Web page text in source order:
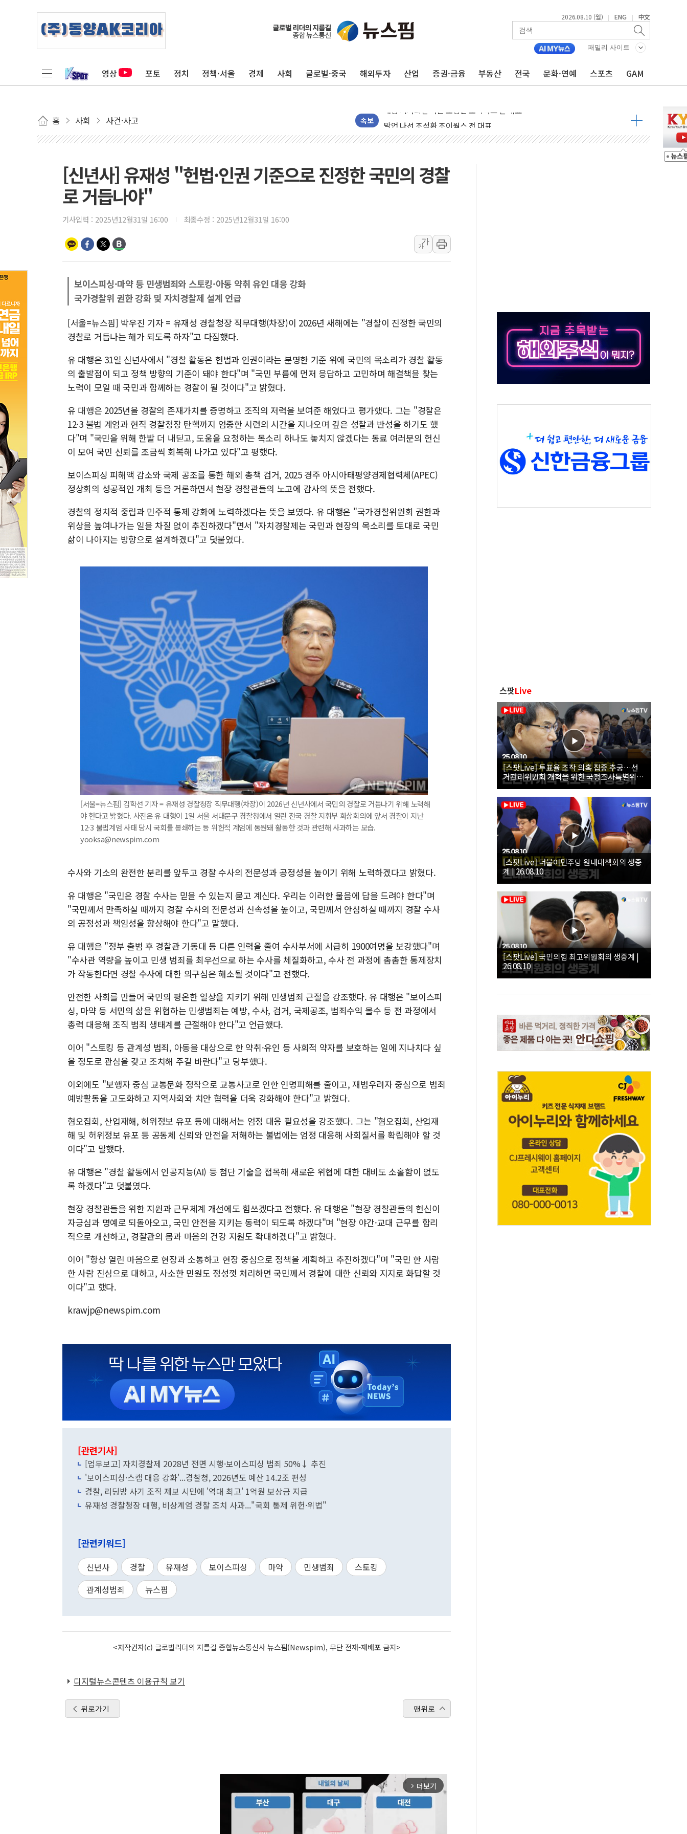
2026.08.10 (월) | ENG | 中文
패밀리 사이트
영상 포토 정치 정책·서울 경제 사회 글로벌·중국 해외투자 산업 증권·금융 부동산 전국 문화·연예 스포츠 GAM
홈 사회 사건·사고 속보
황희, '폐버스 주택' 논란 대국민사과..."청년 주거문제 엄중함 헤어리지 못해"
발언 나선 조성환 조이웍스 전 대표
선관위 국조특위, '재검표 일정' 두고 여야 충돌
행정안전부-우아한형제들, 착한가격업소 이용 활성화 업무협약 체결식
착한가격업소 이용 활성화 업무협약 체결 마친 윤호중-윤석준
행안부, 임시조립주택 제도 손본다…산불 이재민 주택 침수·이탈에 TF 가동
경찰, 성매매 특별단속 1666명 검거…알선조직 집중 수사
공공데이터 활용 스타트업에 최대 1억...중기부, 협업과제 모집
폭염 속 차량 화재 주의보…7~8월에 연간 화재 20% 집중
"35도인데 에어컨 안 틀고 선풍기도 압수"…우체국 택배 노조 '분통'
한병도 "당원 커뮤니티 개인정보 유출 사과…ISA·주가누르기법 재검토"
국방부, 尹에 내줬던 용산 옛 청사서 4년 만에 첫 브리핑
[신년사] 유재성 "헌법·인권 기준으로 진정한 국민의 경찰
로 거듭나야"
기사입력 : 2025년12월31일 16:00 최종수정 : 2025년12월31일 16:00
가
가
보이스피싱·마약 등 민생범죄와 스토킹·아동 약취 유인 대응 강화
국가경찰위 권한 강화 및 자치경찰제 설계 언급
[서울=뉴스핌] 박우진 기자 = 유재성 경찰청장 직무대행(차장)이 2026년 새해에는 "경찰이 진정한 국민의
경찰로 거듭나는 해가 되도록 하자"고 다짐했다.
유 대행은 31일 신년사에서 "경찰 활동은 헌법과 인권이라는 분명한 기준 위에 국민의 목소리가 경찰 활동
의 출발점이 되고 정책 방향의 기준이 돼야 한다"며 "국민 부름에 먼저 응답하고 고민하며 해결책을 찾는
노력이 모일 때 국민과 함께하는 경찰이 될 것이다"고 밝혔다.
유 대행은 2025년을 경찰의 존재가치를 증명하고 조직의 저력을 보여준 해였다고 평가했다. 그는 "경찰은
12·3 불법 계엄과 현직 경찰청장 탄핵까지 엄중한 시련의 시간을 지나오며 깊은 성찰과 반성을 하기도 했
다"며 "국민을 위해 한발 더 내딛고, 도움을 요청하는 목소리 하나도 놓치지 않겠다는 동료 여러분의 헌신
이 모여 국민 신뢰를 조금씩 회복해 나가고 있다"고 평했다.
보이스피싱 피해액 감소와 국제 공조를 통한 해외 총책 검거, 2025 경주 아시아태평양경제협력체(APEC)
정상회의 성공적인 개최 등을 거론하면서 현장 경찰관들의 노고에 감사의 뜻을 전했다.
경찰의 정치적 중립과 민주적 통제 강화에 노력하겠다는 뜻을 보였다. 유 대행은 "국가경찰위원회 권한과
위상을 높여나가는 일을 차질 없이 추진하겠다"면서 "자치경찰제는 국민과 현장의 목소리를 토대로 국민
삶이 나아지는 방향으로 설계하겠다"고 덧붙였다.
[서울=뉴스핌] 김학선 기자 = 유재성 경찰청장 직무대행(차장)이 2026년 신년사에서 국민의 경찰로 거듭나기 위해 노력해
야 한다고 밝혔다. 사진은 유 대행이 1일 서울 서대문구 경찰청에서 열린 전국 경찰 지휘부 화상회의에 앞서 경찰이 지난
12·3 불법계엄 사태 당시 국회를 봉쇄하는 등 위헌적 계엄에 동원돼 활동한 것과 관련해 사과하는 모습.
yooksa@newspim.com
수사와 기소의 완전한 분리를 앞두고 경찰 수사의 전문성과 공정성을 높이기 위해 노력하겠다고 밝혔다.
유 대행은 "국민은 경찰 수사는 믿을 수 있는지 묻고 계신다. 우리는 이러한 물음에 답을 드려야 한다"며
"국민께서 만족하실 때까지 경찰 수사의 전문성과 신속성을 높이고, 국민께서 안심하실 때까지 경찰 수사
의 공정성과 책임성을 향상해야 한다"고 말했다.
유 대행은 "정부 출범 후 경찰관 기동대 등 다른 인력을 줄여 수사부서에 시급히 1900여명을 보강했다"며
"수사관 역량을 높이고 민생 범죄를 최우선으로 하는 수사를 체질화하고, 수사 전 과정에 촘촘한 통제장치
가 작동한다면 경찰 수사에 대한 의구심은 해소될 것이다"고 전했다.
안전한 사회를 만들어 국민의 평온한 일상을 지키기 위해 민생범죄 근절을 강조했다. 유 대행은 "보이스피
싱, 마약 등 서민의 삶을 위협하는 민생범죄는 예방, 수사, 검거, 국제공조, 범죄수익 몰수 등 전 과정에서
총력 대응해 조직 범죄 생태계를 근절해야 한다"고 언급했다.
이어 "스토킹 등 관계성 범죄, 아동을 대상으로 한 약취·유인 등 사회적 약자를 보호하는 일에 지나치다 싶
을 정도로 관심을 갖고 조치해 주길 바란다"고 당부했다.
이외에도 "보행자 중심 교통문화 정착으로 교통사고로 인한 인명피해를 줄이고, 재범우려자 중심으로 범죄
예방활동을 고도화하고 지역사회와 치안 협력을 더욱 강화해야 한다"고 밝혔다.
혐오집회, 산업재해, 허위정보 유포 등에 대해서는 엄정 대응 필요성을 강조했다. 그는 "혐오집회, 산업재
해 및 허위정보 유포 등 공동체 신뢰와 안전을 저해하는 불법에는 엄정 대응해 사회질서를 확립해야 할 것
이다"고 말했다.
유 대행은 "경찰 활동에서 인공지능(AI) 등 첨단 기술을 접목해 새로운 위협에 대한 대비도 소홀함이 없도
록 하겠다"고 덧붙였다.
현장 경찰관들을 위한 지원과 근무체계 개선에도 힘쓰겠다고 전했다. 유 대행은 "현장 경찰관들의 헌신이
자긍심과 명예로 되돌아오고, 국민 안전을 지키는 동력이 되도록 하겠다"며 "현장 야간·교대 근무를 합리
적으로 개선하고, 경찰관의 몸과 마음의 건강 지원도 확대하겠다"고 밝혔다.
이어 "항상 열린 마음으로 현장과 소통하고 현장 중심으로 정책을 계획하고 추진하겠다"며 "국민 한 사람
한 사람 진심으로 대하고, 사소한 민원도 정성껏 처리하면 국민께서 경찰에 대한 신뢰와 지지로 화답할 것
이다"고 했다.
krawjp@newspim.com
[관련기사]
[업무보고] 자치경찰제 2028년 전면 시행·보이스피싱 범죄 50%↓ 추진
'보이스피싱·스캠 대응 강화'...경찰청, 2026년도 예산 14.2조 편성
경찰, 리딩방 사기 조직 제보 시민에 '역대 최고' 1억원 보상금 지급
유재성 경찰청장 대행, 비상계엄 경찰 조치 사과..."국회 통제 위헌·위법"
[관련키워드]
신년사 경찰 유재성 보이스피싱 마약 민생범죄
스토킹
관계성범죄
뉴스핌
<저작권자(c) 글로벌리더의 지름길 종합뉴스통신사 뉴스핌(Newspim), 무단 전재-재배포 금지>
디지털뉴스콘텐츠 이용규칙 보기
뒤로가기 맨위로
arrow_forward_ios 더보기
스팟Live
[스팟Live] 투표율 조작 의혹 집중 추궁…선
거관리위원회 개혁을 위한 국정조사특별위원
회 | 26.08.10
[스팟Live] 더불어민주당 원내대책회의 생중
계 | 26.08.10
[스팟Live] 국민의힘 최고위원회의 생중계 |
26.08.10